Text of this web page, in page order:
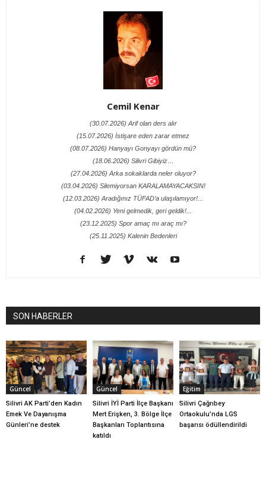
Cemil Kenar
(30.07.2026) Arif olan ders alır
(15.07.2026) İstişare eden zarar etmez
(08.07.2026) Hanyayı Gonyayı gördün mü?
(18.06.2026) Silivri Gibiyiz…
(27.04.2026) Arka sokaklarda neler oluyor?
(03.04.2026) Silemiyorsan KARALAMAYACAKSIN!
(12.03.2026) Aradığınız TÜFAD’a ulaşılamıyor!...
(04.02.2026) Yeni gelmedik, geri geldik!...
(23.12.2025) Spor amaç mı araç mı?
(25.11.2025) Kalenin Bedenleri
SON HABERLER
Güncel
Silivri AK Parti’den Kadın
Emek Ve Dayanışma
Günleri’ne destek
Güncel
Silivri İYİ Parti İlçe Başkanı
Mert Erişken, 3. Bölge İlçe
Başkanları Toplantısına
katıldı
Eğitim
Silivri Çağrıbey
Ortaokulu’nda LGS
başarısı ödüllendirildi